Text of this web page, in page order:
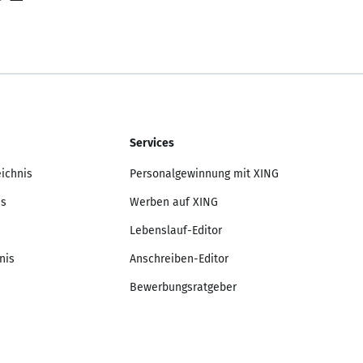
Services
Personalgewinnung mit XING
Werben auf XING
Lebenslauf-Editor
Anschreiben-Editor
Bewerbungsratgeber